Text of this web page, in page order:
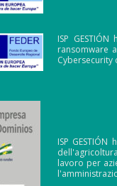
ISP
ransomware
Cybersecurity
ISP
lavoro per